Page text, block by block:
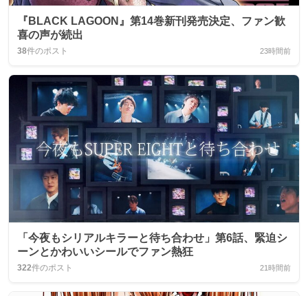
『BLACK LAGOON』第14巻新刊発売決定、ファン歓
喜の声が続出
38件のポスト 23時間前
「今夜もシリアルキラーと待ち合わせ」第6話、緊迫シ
ーンとかわいいシールでファン熱狂
322件のポスト 21時間前